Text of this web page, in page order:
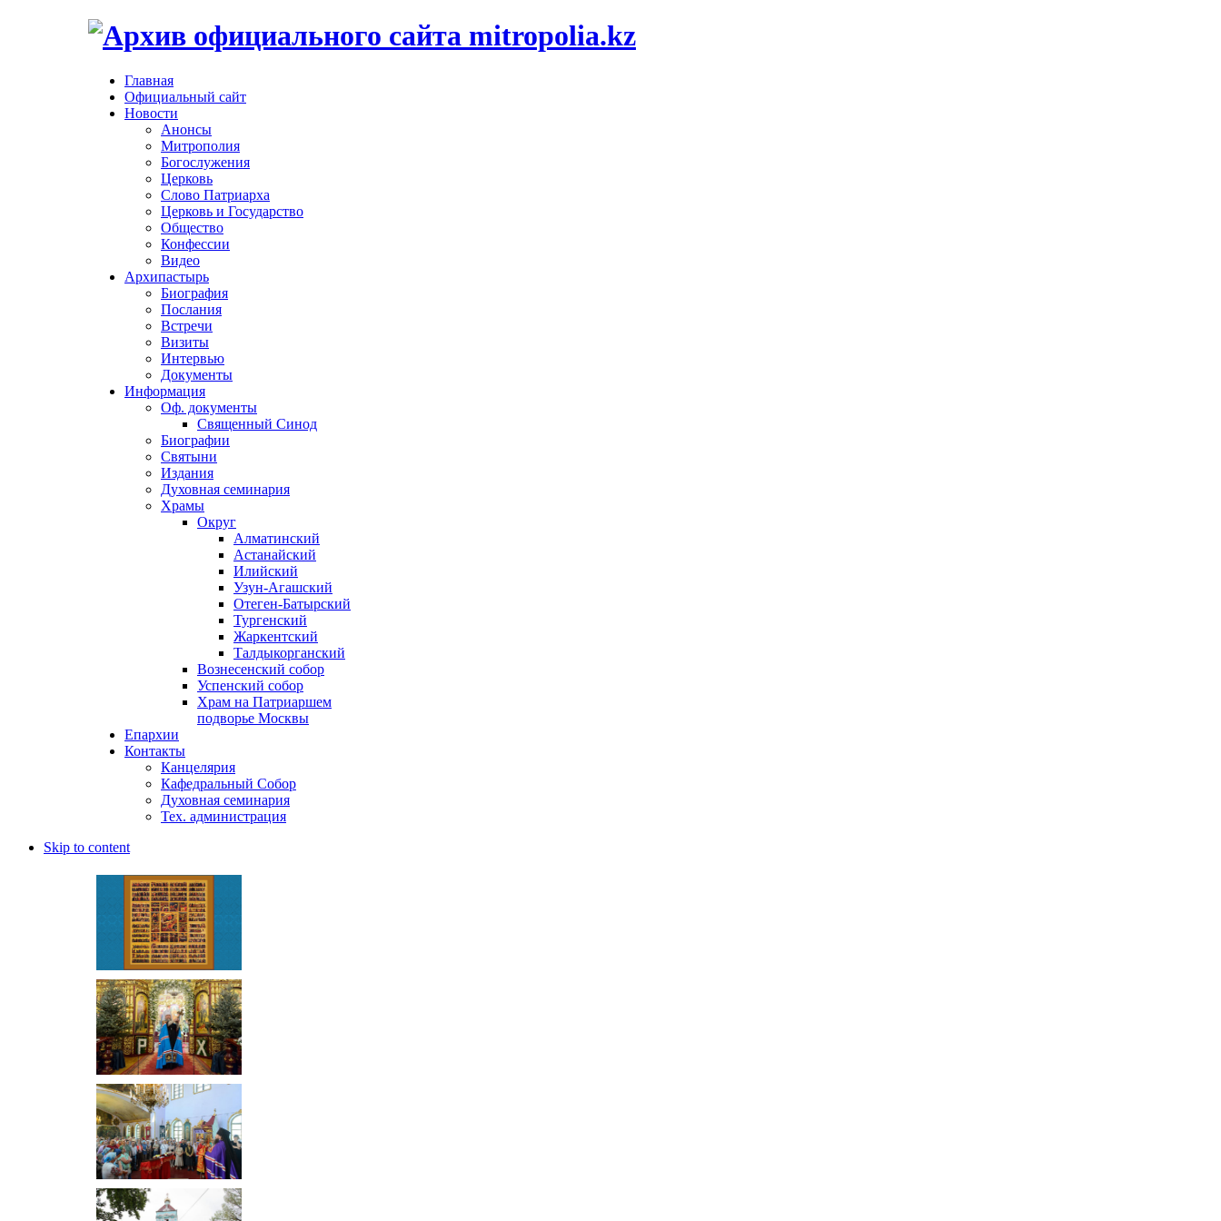
Главная
Официальный сайт
Новости
Анонсы
Митрополия
Богослужения
Церковь
Слово Патриарха
Церковь и Государство
Общество
Конфессии
Видео
Архипастырь
Биография
Послания
Встречи
Визиты
Интервью
Документы
Информация
Оф. документы
Священный Синод
Биографии
Святыни
Издания
Духовная семинария
Храмы
Округ
Алматинский
Астанайский
Илийский
Узун-Агашский
Отеген-Батырский
Тургенский
Жаркентский
Талдыкорганский
Вознесенский собор
Успенский собор
Храм на Патриаршем
подворье Москвы
Епархии
Контакты
Канцелярия
Кафедральный Собор
Духовная семинария
Тех. администрация
Skip to content